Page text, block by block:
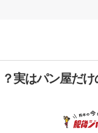
実はパン屋だけ